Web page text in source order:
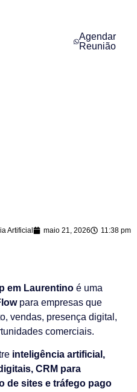
Agendar
Reunião
Artificial maio 21, 2026 11:38 pm
em Laurentino é uma
para empresas que
vendas, presença digital,
comerciais.
inteligência artificial,
CRM para
de sites e tráfego pago